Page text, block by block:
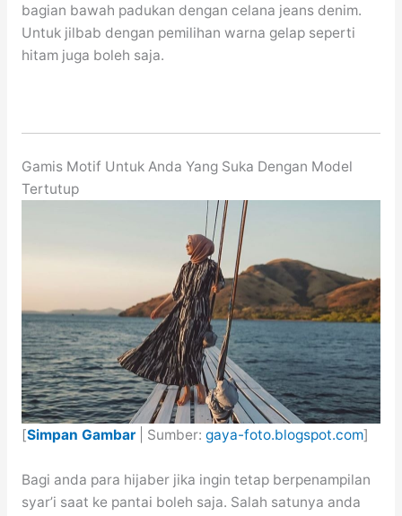
bagian bawah padukan dengan celana jeans denim.
Untuk jilbab dengan pemilihan warna gelap seperti
hitam juga boleh saja.
Gamis Motif Untuk Anda Yang Suka Dengan Model
Tertutup
[Simpan Gambar| Sumber: gaya-foto.blogspot.com]
Bagi anda para hijaber jika ingin tetap berpenampilan
syar’i saat ke pantai boleh saja. Salah satunya anda